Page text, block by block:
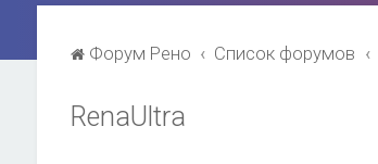
Форум Рено Список форумов
RenaUltra